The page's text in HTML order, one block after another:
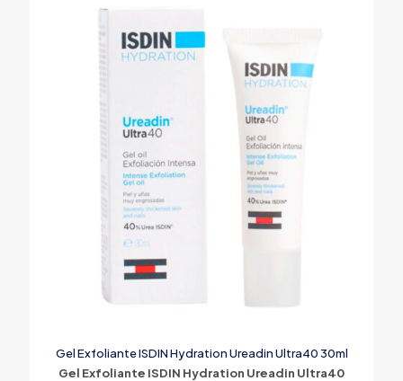
Gel Exfoliante ISDIN Hydration Ureadin Ultra40 30ml
Gel Exfoliante ISDIN Hydration Ureadin Ultra40